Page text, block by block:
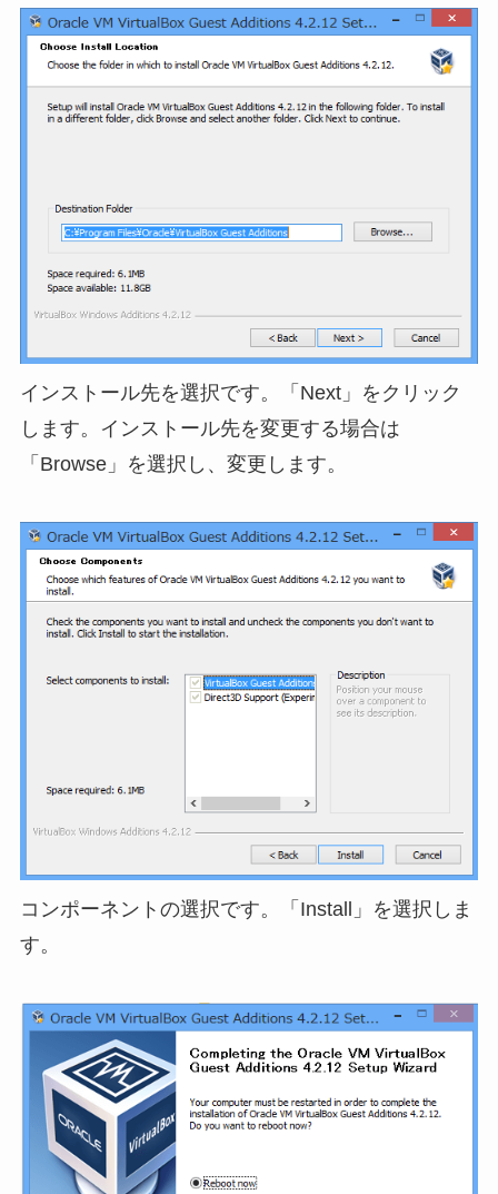
インストール先を選択です。「Next」をクリック
します。インストール先を変更する場合は
「Browse」を選択し、変更します。
コンポーネントの選択です。「Install」を選択しま
す。